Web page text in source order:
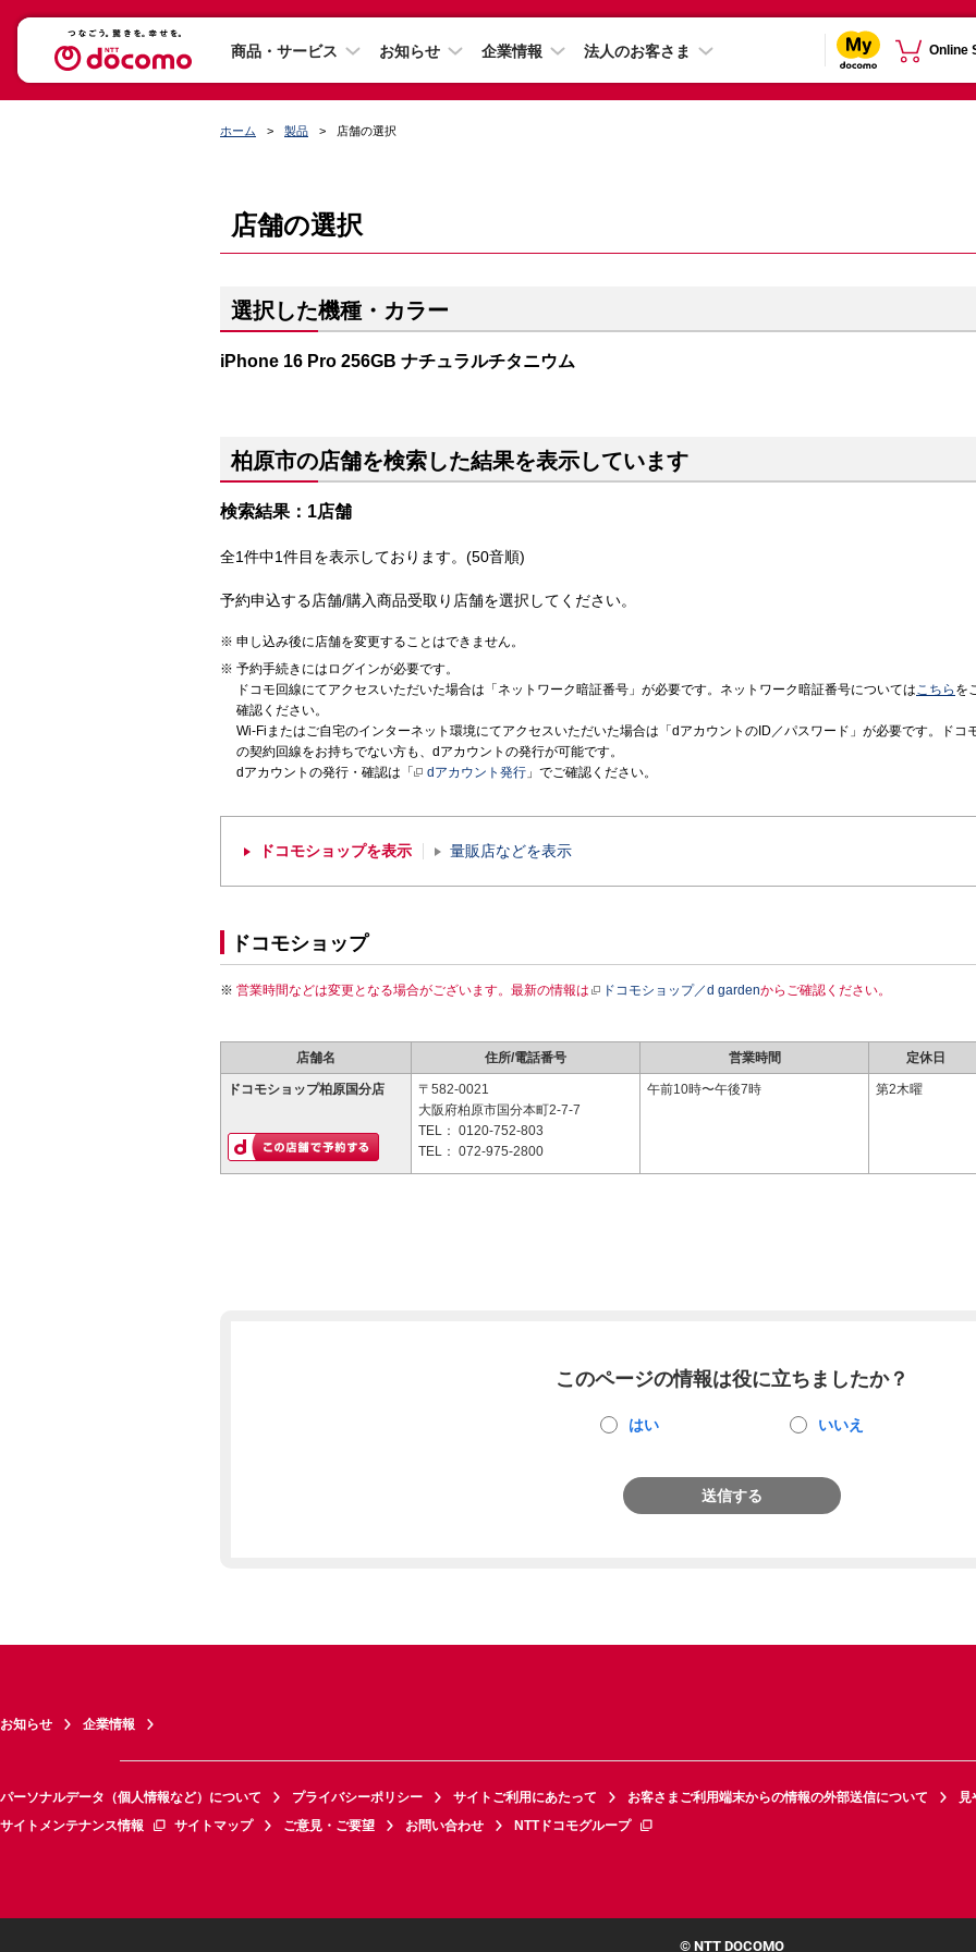
商品・サービス お知らせ 企業情報 法人のお客さま Online
ホーム 製品 店舗の選択
店舗の選択
選択した機種・カラー
iPhone 16 Pro 256GB ナチュラルチタニウム
柏原市の店舗を検索した結果を表示しています
検索結果：1店舗
全1件中1件目を表示しております。(50音順)
予約申込する店舗/購入商品受取り店舗を選択してください。
申し込み後に店舗を変更することはできません。
予約手続きにはログインが必要です。
ドコモ回線にてアクセスいただいた場合は「ネットワーク暗証番号」が必要です。ネットワーク暗証番号についてはこちら を
確認ください。
Wi-Fiまたはご自宅のインターネット環境にてアクセスいただいた場合は「dアカウントのID／パスワード」が必要です。ドコ
の契約回線をお持ちでない方も、dアカウントの発行が可能です。
dアカウントの発行・確認は「
dアカウント発行 」でご確認ください。
ドコモショップを表示 量販店などを表示
ドコモショップ
営業時間などは変更となる場合がございます。最新の情報は ドコモショップ／d gardenからご確認ください。
店舗名 住所/電話番号 営業時間 定休日
ドコモショップ柏原国分店
〒582-0021
大阪府柏原市国分本町2-7-7
TEL： 0120-752-803
TEL： 072-975-2800
午前10時〜午後7時 第2木曜
このページの情報は役に立ちましたか？
はい いいえ
送信する
お知らせ 企業情報
パーソナルデータ（個人情報など）について プライバシーポリシー サイトご利用にあたって お客さまご利用端末からの情報の外部送信について
見
サイトメンテナンス情報
サイトマップ ご意見・ご要望 お問い合わせ NTTドコモグループ
© NTT DOCOMO